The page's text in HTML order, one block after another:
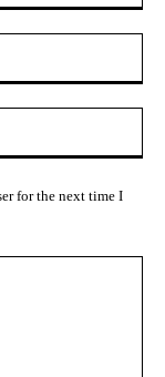
for the next time I